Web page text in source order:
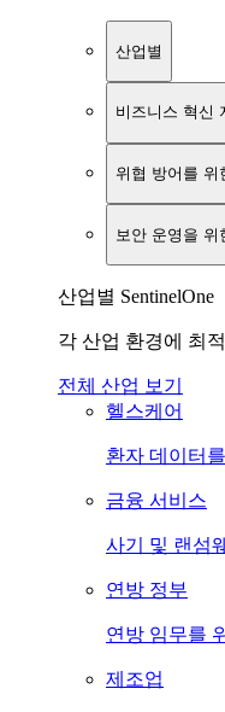
산업별
비즈니스 혁신
위협 방어를 위
보안 운영을 위
산업별 SentinelOne
각 산업 환경에 최
전체 산업 보기
헬스케어
환자 데이터
금융 서비스
사기 및 랜섬
연방 정부
연방 임무를
제조업